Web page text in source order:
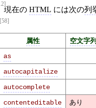
現在の HTML には次の列
[58]
属性
空文字列
as
autocapitalize
autocomplete
contenteditable あり